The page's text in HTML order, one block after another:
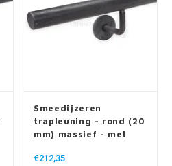
Smeedijzeren
trapleuning - rond (20
mm) massief - met
€212,35